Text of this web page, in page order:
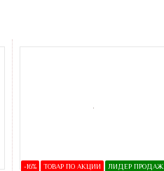
-16% ТОВАР ПО АКЦИИ ЛИДЕР ПРОДАЖ